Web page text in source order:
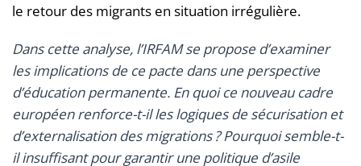
le retour des migrants en situation irrégulière.
Dans cette analyse, l’IRFAM se propose d’examiner
les implications de ce pacte dans une perspective
d’éducation permanente. En quoi ce nouveau cadre
européen renforce-t-il les logiques de sécurisation et
d’externalisation des migrations ? Pourquoi semble-t-
il insuffisant pour garantir une politique d’asile